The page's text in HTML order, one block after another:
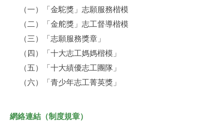
（一）「金駝獎」志願服務楷模
（二）「金舵獎」志工督導楷模
（三）「志願服務獎章」
（四）「十大志工媽媽楷模」
（五）「十大績優志工團隊」
（六）「青少年志工菁英獎」
網絡連結（制度規章）